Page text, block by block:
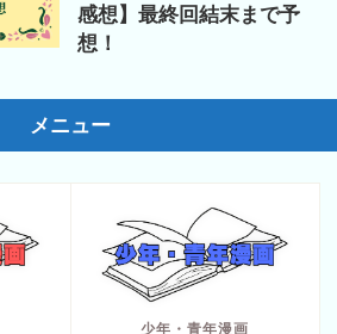
感想】最終回結末まで予
想！
メニュー
少年・青年漫画